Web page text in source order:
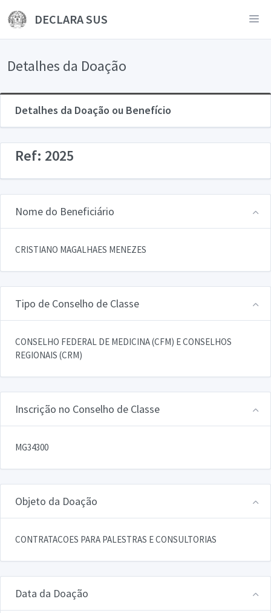
DECLARA SUS
Detalhes da Doação
Detalhes da Doação ou Benefício
Ref: 2025
Nome do Beneficiário
CRISTIANO MAGALHAES MENEZES
Tipo de Conselho de Classe
CONSELHO FEDERAL DE MEDICINA (CFM) E CONSELHOS
REGIONAIS (CRM)
Inscrição no Conselho de Classe
MG34300
Objeto da Doação
CONTRATACOES PARA PALESTRAS E CONSULTORIAS
Data da Doação